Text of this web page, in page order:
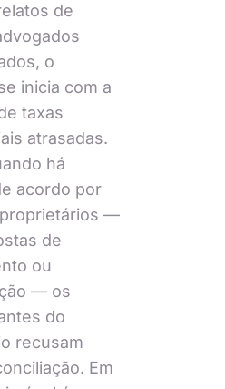
de
o
inicia com a
taxas
atrasadas.
há
acordo por
—
de
ou
— os
do
recusam
Em